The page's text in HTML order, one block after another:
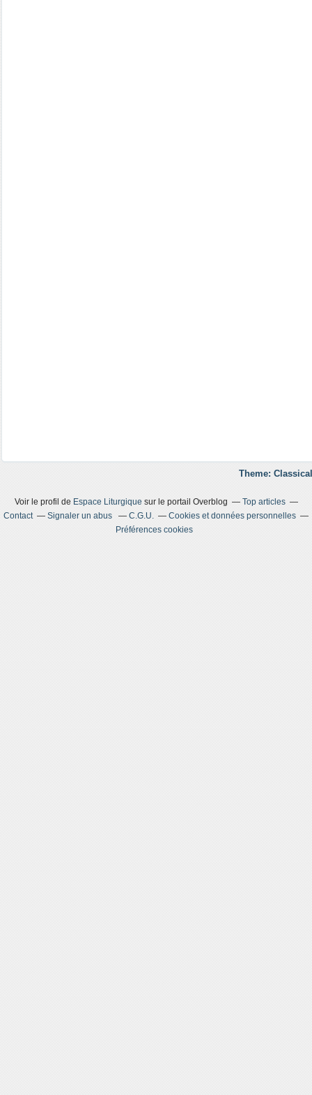
Theme:
Voir le profil de Espace Liturgiquesur le portail Overblog
Top articles
Contact
Signaler un abus C.G.U.
Cookies et données personnelles
Préférences cookies